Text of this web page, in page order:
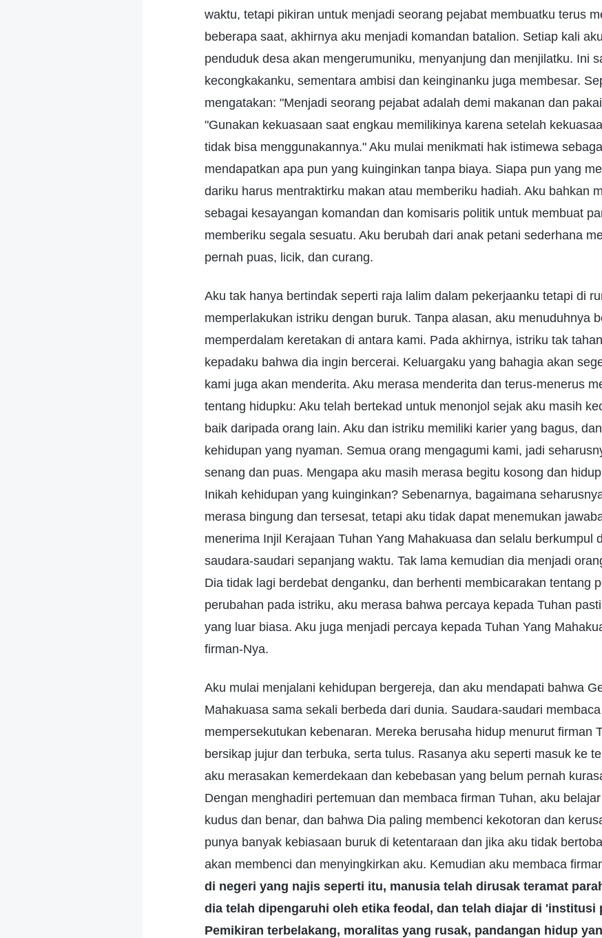
waktu, tetapi pikiran untuk menjadi seorang pejabat membuatku terus
beberapa saat, akhirnya aku menjadi komandan batalion. Setiap kali
penduduk desa akan mengerumuniku, menyanjung dan menjilatku. Ini
kecongkakanku, sementara ambisi dan keinginanku juga membesar.
mengatakan: "Menjadi seorang pejabat adalah demi makanan dan
"Gunakan kekuasaan saat engkau memilikinya karena setelah
tidak bisa menggunakannya." Aku mulai menikmati hak istimewa
mendapatkan apa pun yang kuinginkan tanpa biaya. Siapa pun yang
dariku harus mentraktirku makan atau memberiku hadiah. Aku bahkan
sebagai kesayangan komandan dan komisaris politik untuk membuat
memberiku segala sesuatu. Aku berubah dari anak petani sederhana
pernah puas, licik, dan curang.
Aku tak hanya bertindak seperti raja lalim dalam pekerjaanku tetapi di
memperlakukan istriku dengan buruk. Tanpa alasan, aku menuduhnya
memperdalam keretakan di antara kami. Pada akhirnya, istriku tak
kepadaku bahwa dia ingin bercerai. Keluargaku yang bahagia akan
kami juga akan menderita. Aku merasa menderita dan terus-menerus
tentang hidupku: Aku telah bertekad untuk menonjol sejak aku masih
baik daripada orang lain. Aku dan istriku memiliki karier yang bagus,
kehidupan yang nyaman. Semua orang mengagumi kami, jadi
senang dan puas. Mengapa aku masih merasa begitu kosong dan
Inikah kehidupan yang kuinginkan? Sebenarnya, bagaimana
merasa bingung dan tersesat, tetapi aku tidak dapat menemukan
menerima Injil Kerajaan Tuhan Yang Mahakuasa dan selalu berkumpul
saudara-saudari sepanjang waktu. Tak lama kemudian dia menjadi
Dia tidak lagi berdebat denganku, dan berhenti membicarakan tentang
perubahan pada istriku, aku merasa bahwa percaya kepada Tuhan
yang luar biasa. Aku juga menjadi percaya kepada Tuhan Yang
firman-Nya.
Aku mulai menjalani kehidupan bergereja, dan aku mendapati bahwa
Mahakuasa sama sekali berbeda dari dunia. Saudara-saudari
mempersekutukan kebenaran. Mereka berusaha hidup menurut firman
bersikap jujur dan terbuka, serta tulus. Rasanya aku seperti masuk ke
aku merasakan kemerdekaan dan kebebasan yang belum pernah
Dengan menghadiri pertemuan dan membaca firman Tuhan, aku
kudus dan benar, dan bahwa Dia paling membenci kekotoran dan
punya banyak kebiasaan buruk di ketentaraan dan jika aku tidak
akan membenci dan menyingkirkan aku. Kemudian aku membaca
di negeri yang najis seperti itu, manusia telah dirusak teramat
dia telah dipengaruhi oleh etika feodal, dan telah diajar di 'institusi
Pemikiran terbelakang, moralitas yang rusak, pandangan hidup